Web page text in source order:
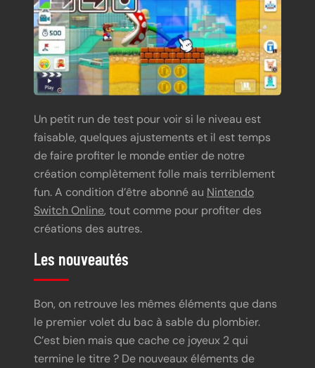
Un petit run de test pour voir si le niveau est
faisable, quelques ajustements et il est temps
de faire profiter le monde entier de notre
création complètement folle mais terriblement
fun. A condition d’être abonné au Nintendo
Switch Online, tout comme pour profiter des
créations des autres.
Les nouveautés
Bon, on retrouve les mêmes éléments que dans
le premier volet du bac à sable du plombier.
C’est bien mais que cache ce joyeux 2 qui
termine le titre ? De nouveaux éléments de